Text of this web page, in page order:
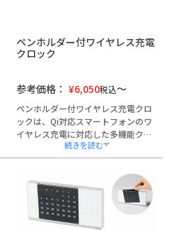
ペンホルダー付ワイヤレス充電
クロック
参考価格： ¥6,050税込
ペンホルダー付ワイヤレス充電クロ
ックは、Qi対応スマートフォンのワ
イヤレス充電に対応した多機能クロ
時計、アラーム、カレンダー、温度
計に加え、音センサー機能を搭載
し、デスク周りをスマートに演出し
ます。
ペンホルダー一体型で実用性も高
く、役員室や受付カウンター、商談